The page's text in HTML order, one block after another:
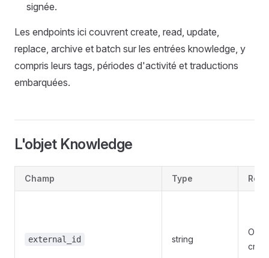
signée.
Les endpoints ici couvrent create, read, update,
replace, archive et batch sur les entrées knowledge, y
compris leurs tags, périodes d'activité et traductions
embarquées.
L'objet Knowledge
Champ Type
external_id string
Oui